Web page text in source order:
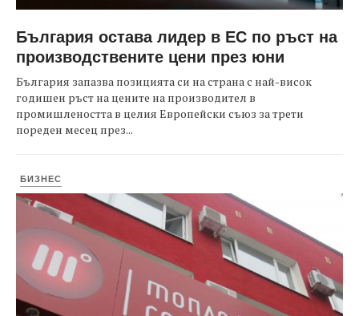
България остава лидер в ЕС по ръст на
производствените цени през юни
България запазва позицията си на страна с най-висок
годишен ръст на цените на производител в
промишлеността в целия Европейски съюз за трети
пореден месец през...
БИЗНЕС